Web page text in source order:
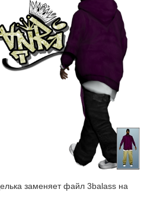
заменяет файл 3balass на